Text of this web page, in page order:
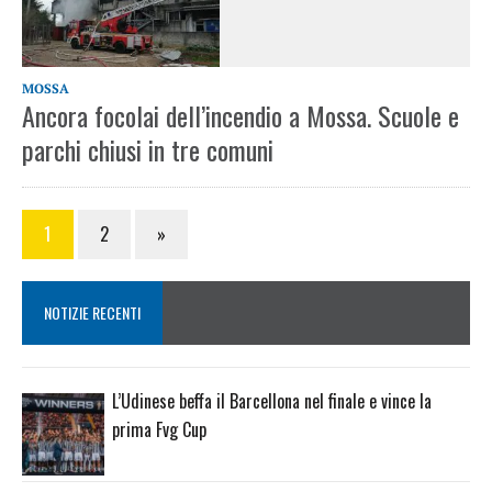
MOSSA
Ancora focolai dell’incendio a Mossa. Scuole e
parchi chiusi in tre comuni
1 2 »
NOTIZIE RECENTI
L’Udinese beffa il Barcellona nel finale e vince la
prima Fvg Cup